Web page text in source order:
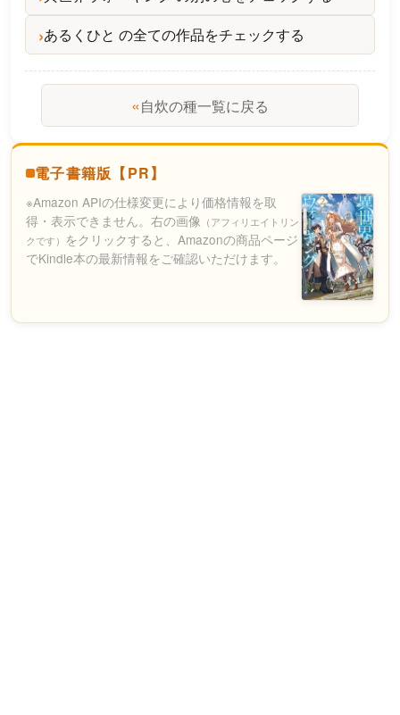
あるくひと の全ての作品をチェックする
«自炊の種一覧に戻る
電子書籍版【PR】
※Amazon APIの仕様変更により価格情報を取
得・表示できません。右の画像 （アフィリエイトリン
クです） をクリックすると、Amazonの商品ページ
でKindle本の最新情報をご確認いただけます。